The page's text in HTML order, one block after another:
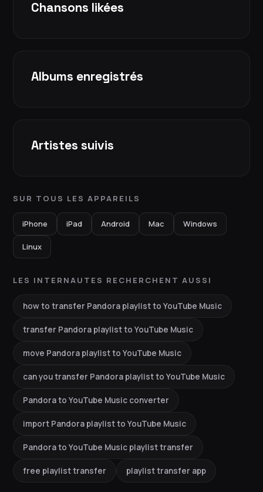
Chansons likées
Albums enregistrés
Artistes suivis
SUR TOUS LES APPAREILS
iPhone iPad Android Mac Windows
Linux
LES INTERNAUTES RECHERCHENT AUSSI
how to transfer Pandora playlist to YouTube Music
transfer Pandora playlist to YouTube Music
move Pandora playlist to YouTube Music
can you transfer Pandora playlist to YouTube Music
Pandora to YouTube Music converter
import Pandora playlist to YouTube Music
Pandora to YouTube Music playlist transfer
free playlist transfer playlist transfer app